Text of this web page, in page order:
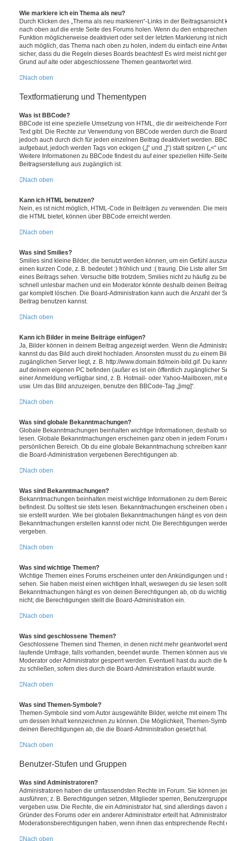
Wie markiere ich ein Thema als neu?
Durch Klicken des „Thema als neu markieren“-Links in der
nach oben auf die erste Seite des Forums holen. Wenn du den
Funktion möglicherweise deaktiviert oder seit der letzten Markierung ist
auch möglich, das Thema nach oben zu holen, indem du einfach eine
sicher, dass du die Regeln dieses Boards beachtest! Es wird meist nicht
Grund auf alte oder abgeschlossene Themen geantwortet wird.
Nach oben
Textformatierung und Thementypen
Was ist BBCode?
BBCode ist eine spezielle Umsetzung von HTML, die dir weitreichende
Text gibt. Die Rechte zur Verwendung von BBCode werden durch die
jedoch auch durch dich für jeden einzelnen Beitrag deaktiviert werden.
aufgebaut, jedoch werden Tags von eckigen („[“ und „]“) statt spitzen („<“
Weitere Informationen zu BBCode findest du auf einer speziellen Hilfe-
Beitragserstellung aus zugänglich ist.
Nach oben
Kann ich HTML benutzen?
Nein, es ist nicht möglich, HTML-Code in Beiträgen zu verwenden. Die
die HTML bietet, können über BBCode erreicht werden.
Nach oben
Was sind Smilies?
Smilies sind kleine Bilder, die benutzt werden können, um ein Gefühl
einen kurzen Code, z. B. bedeutet :) fröhlich und :( traurig. Die Liste aller
eines Beitrags sehen. Versuche bitte trotzdem, Smilies nicht zu häufig zu
schnell unlesbar machen und ein Moderator könnte deshalb deinen
gar komplett löschen. Die Board-Administration kann auch die Anzahl der
Beitrag benutzen kannst.
Nach oben
Kann ich Bilder in meine Beiträge einfügen?
Ja, Bilder können in deinem Beitrag angezeigt werden. Wenn die
kannst du das Bild auch direkt hochladen. Ansonsten musst du zu einem
zugänglichen Server liegt, z. B. http://www.domain.tld/mein-bild.gif. Du
auf deinem eigenen PC befinden (außer es ist ein öffentlich zugänglicher
einer Anmeldung verfügbar sind, z. B. Hotmail- oder Yahoo-Mailboxen, mit
usw. Um das Bild anzuzeigen, benutze den BBCode-Tag „[img]“.
Nach oben
Was sind globale Bekanntmachungen?
Globale Bekanntmachungen beinhalten wichtige Informationen, deshalb
lesen. Globale Bekanntmachungen erscheinen ganz oben in jedem
persönlichen Bereich. Ob du eine globale Bekanntmachung schreiben
die Board-Administration vergebenen Berechtigungen ab.
Nach oben
Was sind Bekanntmachungen?
Bekanntmachungen beinhalten meist wichtige Informationen zu dem
befindest. Du solltest sie stets lesen. Bekanntmachungen erscheinen oben
sie erstellt wurden. Wie bei globalen Bekanntmachungen hängt es von
Bekanntmachungen erstellen kannst oder nicht. Die Berechtigungen
vergeben.
Nach oben
Was sind wichtige Themen?
Wichtige Themen eines Forums erscheinen unter den Ankündigungen und
sehen. Sie haben meist einen wichtigen Inhalt, weswegen du sie lesen
Bekanntmachungen hängt es von deinen Berechtigungen ab, ob du
nicht; die Berechtigungen stellt die Board-Administration ein.
Nach oben
Was sind geschlossene Themen?
Geschlossene Themen sind Themen, in denen nicht mehr geantwortet
laufende Umfrage, falls vorhanden, beendet wurde. Themen können aus
Moderator oder Administrator gesperrt werden. Eventuell hast du auch die
zu schließen, sofern dies durch die Board-Administration erlaubt wurde.
Nach oben
Was sind Themen-Symbole?
Themen-Symbole sind vom Autor ausgewählte Bilder, welche mit einem
um dessen Inhalt kennzeichnen zu können. Die Möglichkeit, Themen-
deinen Berechtigungen ab, die die Board-Administration gesetzt hat.
Nach oben
Benutzer-Stufen und Gruppen
Was sind Administratoren?
Administratoren haben die umfassendsten Rechte im Forum. Sie können
ausführen; z. B. Berechtigungen setzen, Mitglieder sperren,
vergeben usw. Die Rechte, die ein Administrator hat, sind allerdings
Gründer des Forums oder ein anderer Administrator erteilt hat.
Moderationsberechtigungen haben, wenn ihnen das entsprechende Recht
Nach oben